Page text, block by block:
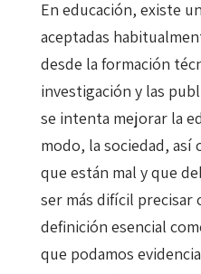
En educación, existe
aceptadas
desde la formación
investigación y las
se intenta mejorar la
modo, la sociedad,
que están mal y que
ser más difícil precisar
definición esencial
que podamos